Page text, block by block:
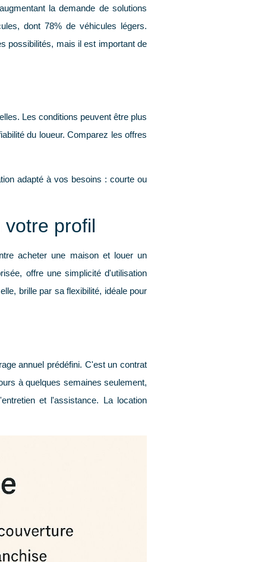
la demande de solutions
, dont78% de véhicules légers.
possibilités, mais il est important de
Les conditions peuvent être plus
du loueur. Comparez les offres
adapté à vos besoins : courte ou
profil
acheter une maison et louer un
offre une simplicité d'utilisation
brille par sa flexibilité, idéale pour
annuel prédéfini. C'est un contrat
à quelques semaines seulement,
et l'assistance. La location